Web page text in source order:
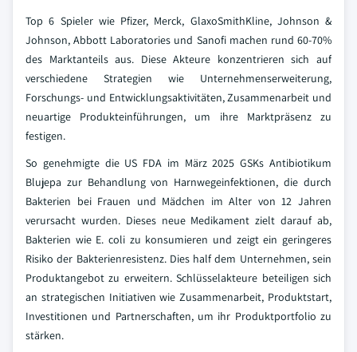
Top 6 Spieler wie Pfizer, Merck, GlaxoSmithKline, Johnson &
Johnson, Abbott Laboratories und Sanofi machen rund 60-70%
des Marktanteils aus. Diese Akteure konzentrieren sich auf
verschiedene Strategien wie Unternehmenserweiterung,
Forschungs- und Entwicklungsaktivitäten, Zusammenarbeit und
neuartige Produkteinführungen, um ihre Marktpräsenz zu
festigen.
So genehmigte die US FDA im März 2025 GSKs Antibiotikum
Blujepa zur Behandlung von Harnwegeinfektionen, die durch
Bakterien bei Frauen und Mädchen im Alter von 12 Jahren
verursacht wurden. Dieses neue Medikament zielt darauf ab,
Bakterien wie E. coli zu konsumieren und zeigt ein geringeres
Risiko der Bakterienresistenz. Dies half dem Unternehmen, sein
Produktangebot zu erweitern. Schlüsselakteure beteiligen sich
an strategischen Initiativen wie Zusammenarbeit, Produktstart,
Investitionen und Partnerschaften, um ihr Produktportfolio zu
stärken.